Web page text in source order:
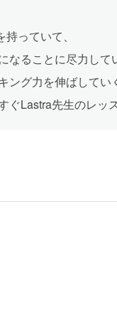
っていて、
ることに尽力して
グ力を伸ばしてい
Lastra先生のレッ